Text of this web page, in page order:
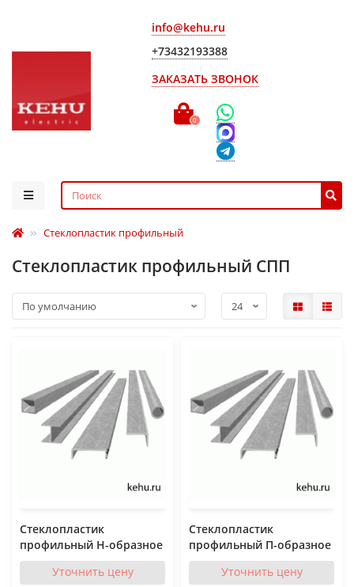
info@kehu.ru
+73432193388
ЗАКАЗАТЬ ЗВОНОК
0
Стеклопластик профильный
Стеклопластик профильный СПП
Стеклопластик
профильный Н-образное
Уточнить цену
Стеклопластик
профильный П-образное
Уточнить цену